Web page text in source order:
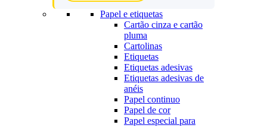
Papel e etiquetas
Cartão cinza e cartão
pluma
Cartolinas
Etiquetas
Etiquetas adesivas
Etiquetas adesivas de
anéis
Papel continuo
Papel de cor
Papel especial para